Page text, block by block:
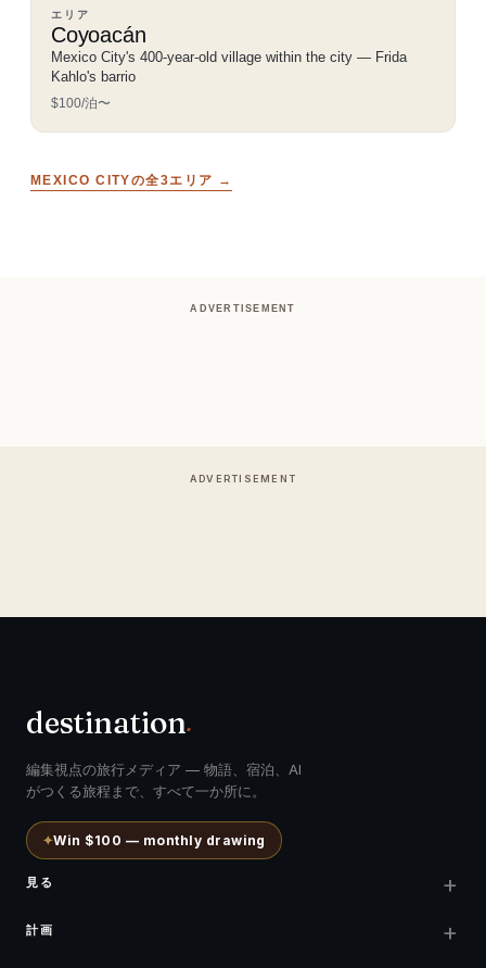
エリア
Coyoacán
Mexico City's 400-year-old village within the city — Frida
Kahlo's barrio
$100/泊〜
MEXICO CITYの全3エリア →
ADVERTISEMENT
ADVERTISEMENT
destination.
編集視点の旅行メディア — 物語、宿泊、AI
がつくる旅程まで、すべて一か所に。
✦Win $100 — monthly drawing
見る +
計画
+